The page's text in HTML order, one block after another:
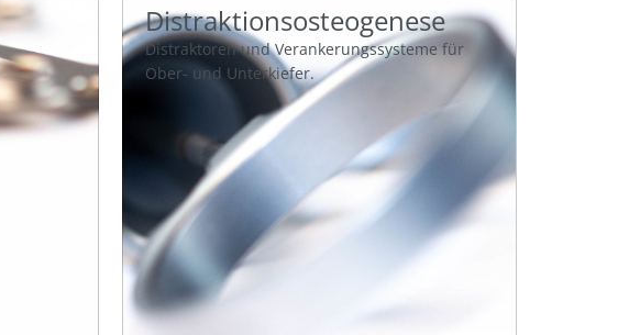
Distraktionsosteogenese
Distraktoren und Verankerungssysteme für
Ober- und Unterkiefer.